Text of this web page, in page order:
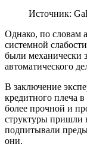
Источник:
Однако, по словам
системной
были механически
автоматического
В заключение
кредитного плеча
более прочной и
структуры пришли
подпитывали
они.